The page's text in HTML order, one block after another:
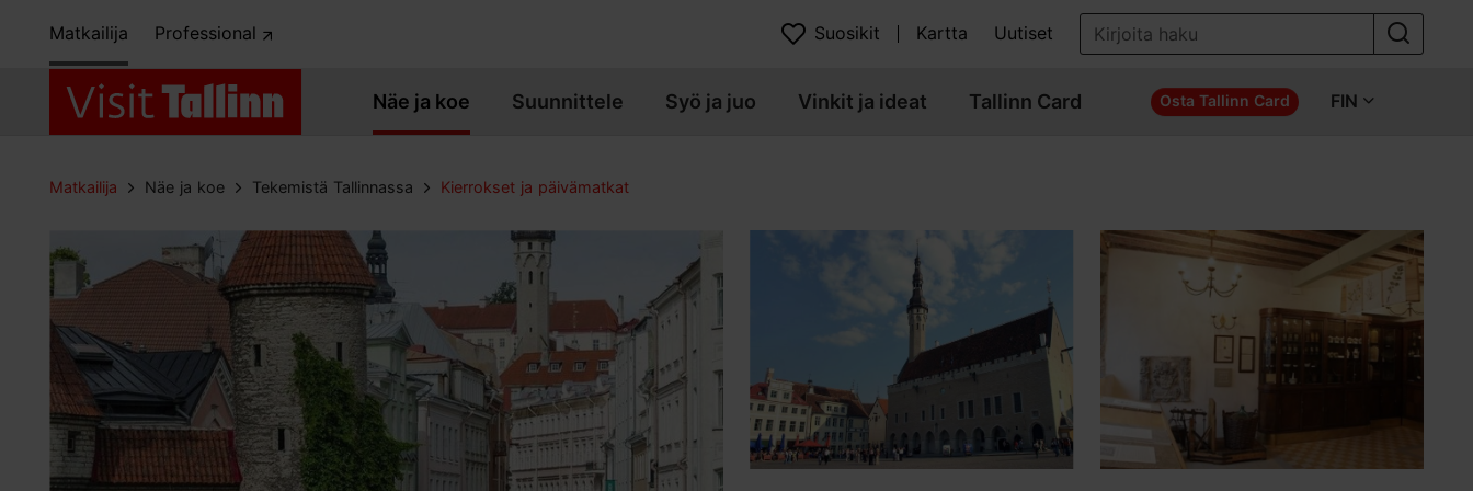
Matkailija Professional Suosikit Kartta Uutiset
Näe ja koe Suunnittele Syö ja juo Vinkit ja ideat Tallinn Card Osta Tallinn Card FIN
Matkailija Näe ja koe Tekemistä Tallinnassa Kierrokset ja päivämatkat